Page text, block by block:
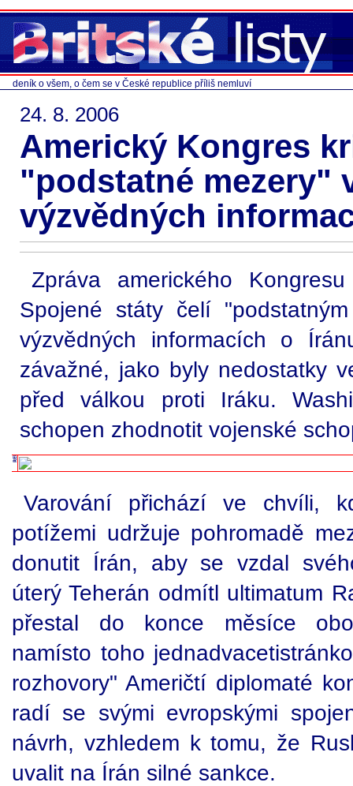
deník o všem, o čem se v České republice příliš nemluví
24. 8. 2006
Americký Kongres
"podstatné mezery"
výzvědných
Zpráva amerického
Spojené státy čelí
výzvědných informacích o
závažné, jako byly nedostatky
před válkou proti Iráku.
schopen zhodnotit vojenské
Varování přichází ve chvíli,
potížemi udržuje pohromadě
donutit Írán, aby se vzdal
úterý Teherán odmítl ultimatum
přestal do konce měsíce
namísto toho
rozhovory" Američtí diplomaté
radí se svými evropskými
návrh, vzhledem k tomu, že
uvalit na Írán silné sankce.